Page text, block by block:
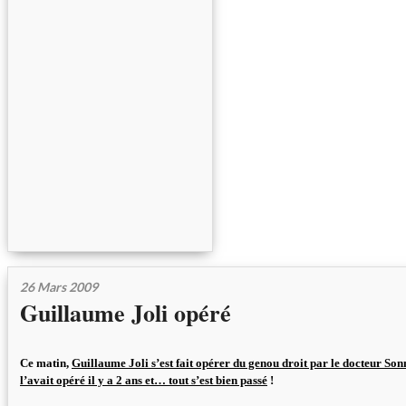
26 Mars 2009
Guillaume Joli opéré
Ce matin, Guillaume Joli s’est fait opérer du genou droit par le docteur
l’avait opéré il y a 2 ans et… tout s’est bien passé !